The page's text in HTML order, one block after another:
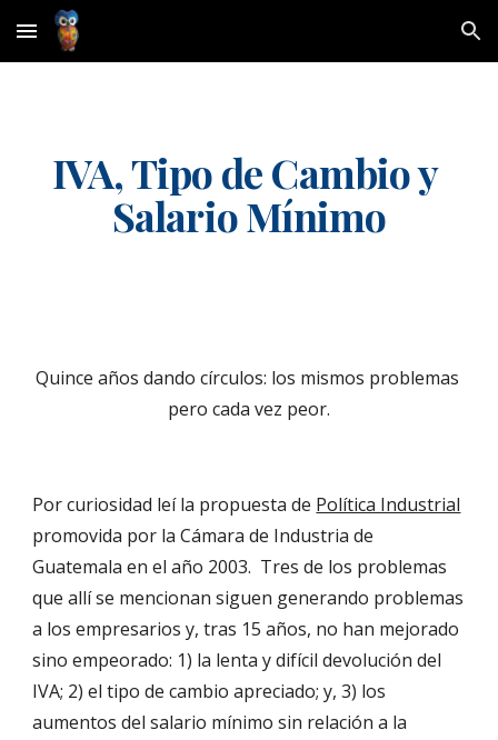
Skip to main content Skip to navigation
IVA, Tipo de Cambio y
Salario Mínimo
Quince años dando círculos: los mismos problemas
pero cada vez peor.
Por curiosidad leí la propuesta de Política Industrial
promovida por la Cámara de Industria de
Guatemala en el año 2003.  Tres de los problemas
que allí se mencionan siguen generando problemas
a los empresarios y, tras 15 años, no han mejorado
sino empeorado: 1) la lenta y difícil devolución del
IVA; 2) el tipo de cambio apreciado; y, 3) los
aumentos del salario mínimo sin relación a la